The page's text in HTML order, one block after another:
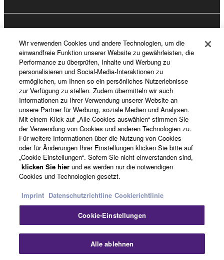
Registrierung von „Yamaha Music ID“
Über Yamaha
Österreich - German
Business
Wir verwenden Cookies und andere Technologien, um die
einwandfreie Funktion unserer Website zu gewährleisten, die
Performance zu überprüfen, Inhalte und Werbung zu
personalisieren und Social-Media-Interaktionen zu
ermöglichen, um Ihnen so ein persönliches Nutzerlebnisse
zur Verfügung zu stellen. Zudem übermitteln wir auch
Informationen zu Ihrer Verwendung unserer Website an
unsere Partner für Werbung, soziale Medien und Analysen.
Mit einem Klick auf „Alle Cookies auswählen“ stimmen Sie
der Verwendung von Cookies und anderen Technologien zu.
Für weitere Informationen über die Nutzung von Cookies
oder für Änderungen Ihrer Einstellungen klicken Sie bitte auf
„Cookie Einstellungen“. Sofern Sie nicht einverstanden sind,
klicken Sie hier und es werden nur die notwendigen
Cookies und Technologien gesetzt.
Imprint Datenschutzrichtline Cookierichtlinie
Cookie-Einstellungen
Alle ablehnen